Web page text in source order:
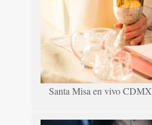
Santa Misa en vivo CDMX